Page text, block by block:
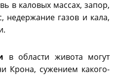
в каловых массах, запор,
недержание газов и кала,
в области живота могут
Крона, сужением какого-